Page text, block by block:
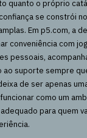
quanto o próprio
se constrói
Em p5.com, a
conveniência com
pessoais,
suporte sempre
de ser apenas
como um
para quem